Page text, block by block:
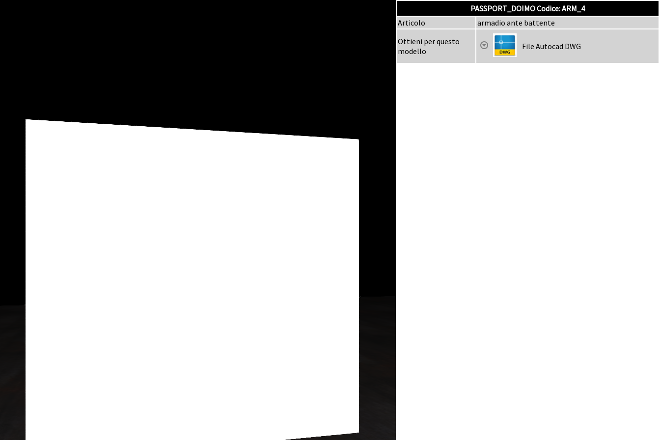
PASSPORT_DOIMO Codice: ARM_4
Articolo
armadio ante battente
Ottieni per questo
modello
File Autocad DWG